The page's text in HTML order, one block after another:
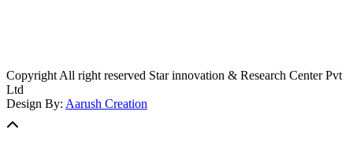
Copyright All right reserved Star innovation & Research Center Pvt
Ltd
Design By: Aarush Creation